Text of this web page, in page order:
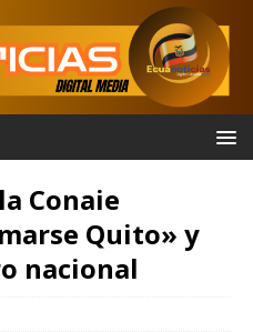
Conaie
Quito» y
nacional